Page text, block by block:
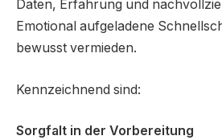
Daten, Erfahrung und
Emotional aufgeladene
bewusst vermieden.
Kennzeichnend sind:
Sorgfalt in der Vorbereitung